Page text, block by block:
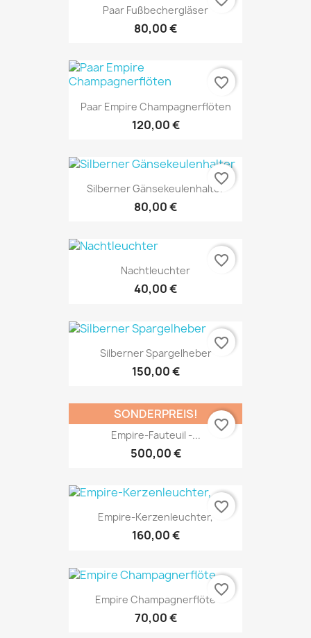
Paar Fußbechergläser
80,00 €
Paar Empire Champagnerflöten
120,00 €
favorite_border
Silberner Gänsekeulenhalter
80,00 €
favorite_border
Nachtleuchter
40,00 €
favorite_border
Silberner Spargelheber
150,00 €
favorite_border
Empire-Fauteuil -...
500,00 €
SONDERPREIS!
favorite_border
Empire-Kerzenleuchter,
160,00 €
favorite_border
Empire Champagnerflöte
70,00 €
favorite_border